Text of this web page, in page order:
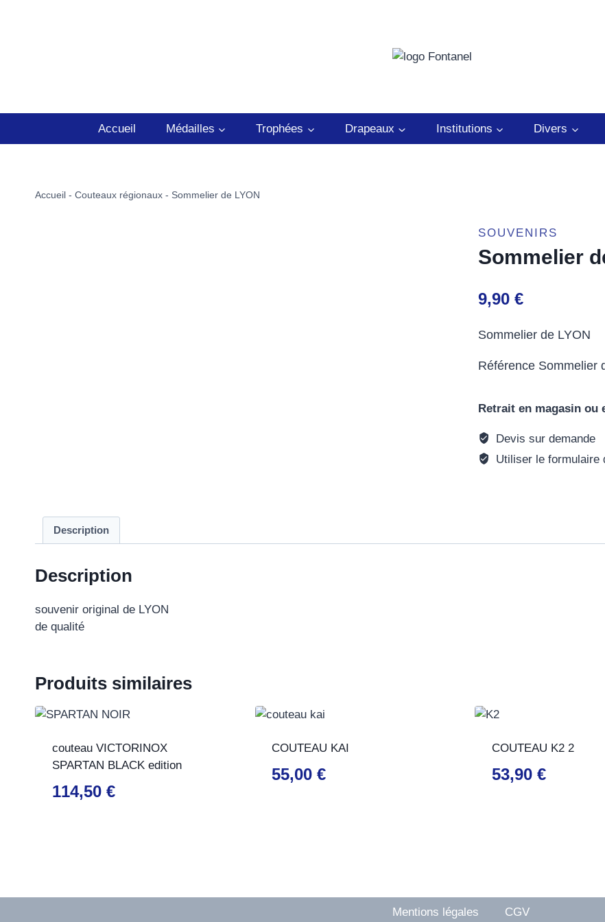
Accueil Médailles Trophées Drapeaux Institutions Divers
Accueil - Couteaux régionaux - Sommelier de LYON
SOUVENIRS
Sommelier
9,90 €
Sommelier de LYON
Référence Sommelier
Retrait en magasin ou
Devis sur demande
Utiliser le formulaire
Description
Description
souvenir original de LYON
de qualité
Produits similaires
couteau VICTORINOX
SPARTAN BLACK edition
114,50 €
COUTEAU KAI
55,00 €
COUTEAU K2 2
53,90 €
Mentions légales CGV